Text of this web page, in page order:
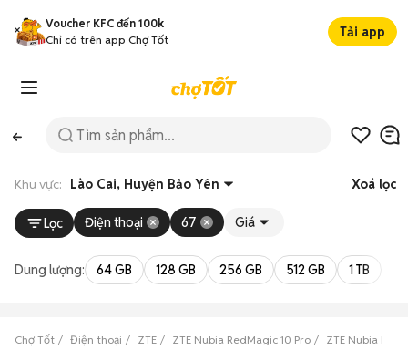
Voucher KFC đến 100k
Chỉ có trên app Chợ Tốt
Tải app
Khu vực: Lào Cai, Huyện Bảo Yên Xoá lọc
Lọc Điện thoại 67 Giá
Dung lượng: 64 GB 128 GB 256 GB 512 GB 1 TB
Chợ Tốt Điện thoại ZTE ZTE Nubia RedMagic 10 Pro ZTE Nubia